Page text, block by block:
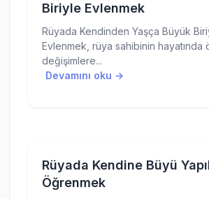
Biriyle Evlenmek
Rüyada Kendinden Yaşça Büyük
Evlenmek, rüya sahibinin hayatında
değişimlere...
Devamını oku →
Rüyada Kendine Büyü
Öğrenmek